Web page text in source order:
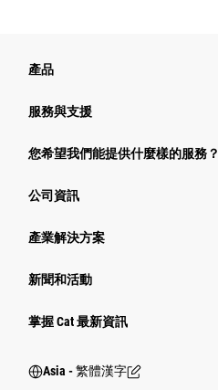
產品
服務與支援
您希望我們能提供什麼樣的服務？
公司資訊
產業解決方案
新聞和活動
掌握 Cat 最新資訊
Asia - 繁體漢字